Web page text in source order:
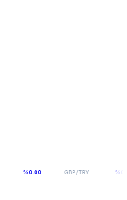
%0.00 GBP/TRY64,131 %0.00